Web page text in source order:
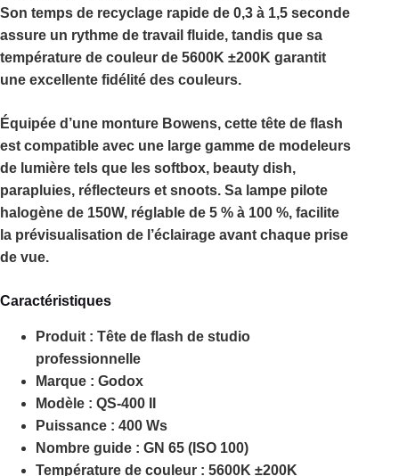
Son temps de recyclage rapide de 0,3 à 1,5 seconde
assure un rythme de travail fluide, tandis que sa
température de couleur de 5600K ±200K garantit
une excellente fidélité des couleurs.
Équipée d’une monture Bowens, cette tête de flash
est compatible avec une large gamme de modeleurs
de lumière tels que les softbox, beauty dish,
parapluies, réflecteurs et snoots. Sa lampe pilote
halogène de 150W, réglable de 5 % à 100 %, facilite
la prévisualisation de l’éclairage avant chaque prise
de vue.
Caractéristiques
Produit : Tête de flash de studio
professionnelle
Marque : Godox
Modèle : QS-400 II
Puissance : 400 Ws
Nombre guide : GN 65 (ISO 100)
Température de couleur : 5600K ±200K